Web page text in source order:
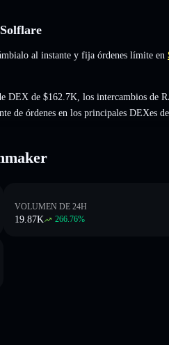
al instante y fija órdenes límite en
DEX de $162.7K, los intercambios de
de órdenes en los principales DEXes de
VOLUMEN DE 24H
19.87K 266.76%